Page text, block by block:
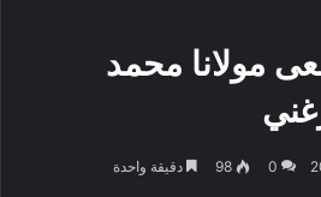
مولانا محمد
0
98 دقيقة واحدة